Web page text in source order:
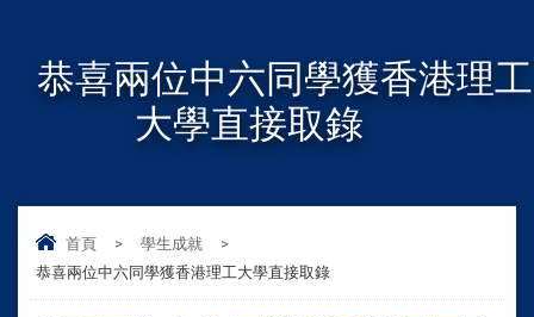
恭喜兩位中六同學獲香港理工
大學直接取錄
首頁 > 學生成就
>
恭喜兩位中六同學獲香港理工大學直接取錄